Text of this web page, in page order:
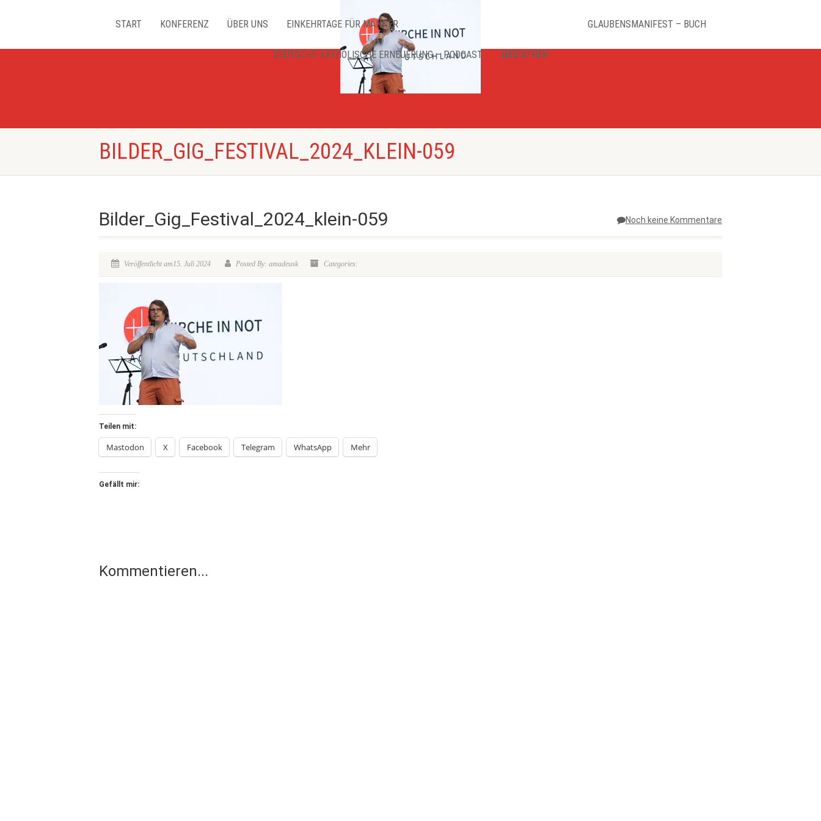
START KONFERENZ ÜBER UNS EINKEHRTAGE FÜR MÄNNER GLAUBENSMANIFEST – BUCH
DEUTSCHE KATHOLISCHE ERNEUERUNG – PODCAST MEDIATHEK
BILDER_GIG_FESTIVAL_2024_KLEIN-059
Noch keine Kommentare
Bilder_Gig_Festival_2024_klein-059
Veröffentlicht am15. Juli 2024 Posted By: amadeusk Categories:
Teilen mit:
Mastodon X Facebook Telegram WhatsApp Mehr
Gefällt mir:
Kommentieren...